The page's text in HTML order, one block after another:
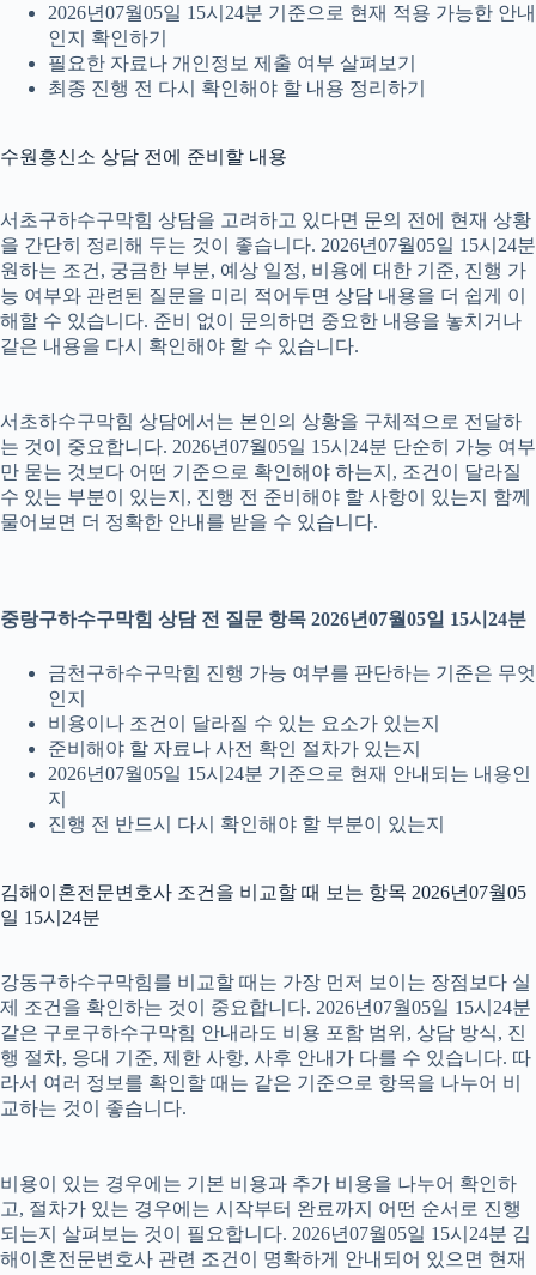
2026년07월05일 15시24분 기준으로 현재 적용 가능한 안내
인지 확인하기
필요한 자료나 개인정보 제출 여부 살펴보기
최종 진행 전 다시 확인해야 할 내용 정리하기
수원흥신소 상담 전에 준비할 내용
서초구하수구막힘 상담을 고려하고 있다면 문의 전에 현재 상황
을 간단히 정리해 두는 것이 좋습니다. 2026년07월05일 15시24분
원하는 조건, 궁금한 부분, 예상 일정, 비용에 대한 기준, 진행 가
능 여부와 관련된 질문을 미리 적어두면 상담 내용을 더 쉽게 이
해할 수 있습니다. 준비 없이 문의하면 중요한 내용을 놓치거나
같은 내용을 다시 확인해야 할 수 있습니다.
서초하수구막힘 상담에서는 본인의 상황을 구체적으로 전달하
는 것이 중요합니다. 2026년07월05일 15시24분 단순히 가능 여부
만 묻는 것보다 어떤 기준으로 확인해야 하는지, 조건이 달라질
수 있는 부분이 있는지, 진행 전 준비해야 할 사항이 있는지 함께
물어보면 더 정확한 안내를 받을 수 있습니다.
중랑구하수구막힘 상담 전 질문 항목 2026년07월05일 15시24분
금천구하수구막힘 진행 가능 여부를 판단하는 기준은 무엇
인지
비용이나 조건이 달라질 수 있는 요소가 있는지
준비해야 할 자료나 사전 확인 절차가 있는지
2026년07월05일 15시24분 기준으로 현재 안내되는 내용인
지
진행 전 반드시 다시 확인해야 할 부분이 있는지
김해이혼전문변호사 조건을 비교할 때 보는 항목 2026년07월05
일 15시24분
강동구하수구막힘를 비교할 때는 가장 먼저 보이는 장점보다 실
제 조건을 확인하는 것이 중요합니다. 2026년07월05일 15시24분
같은 구로구하수구막힘 안내라도 비용 포함 범위, 상담 방식, 진
행 절차, 응대 기준, 제한 사항, 사후 안내가 다를 수 있습니다. 따
라서 여러 정보를 확인할 때는 같은 기준으로 항목을 나누어 비
교하는 것이 좋습니다.
비용이 있는 경우에는 기본 비용과 추가 비용을 나누어 확인하
고, 절차가 있는 경우에는 시작부터 완료까지 어떤 순서로 진행
되는지 살펴보는 것이 필요합니다. 2026년07월05일 15시24분 김
해이혼전문변호사 관련 조건이 명확하게 안내되어 있으면 현재